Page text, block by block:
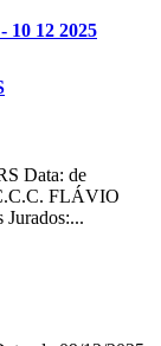
10 12 2025
Data: de
FLÁVIO